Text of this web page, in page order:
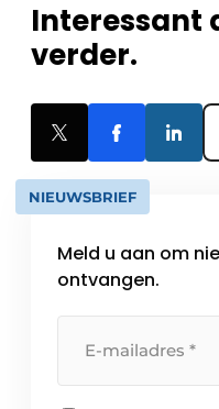
Interessant
verder.
NIEUWSBRIEF
Meld u aan om
ontvangen.